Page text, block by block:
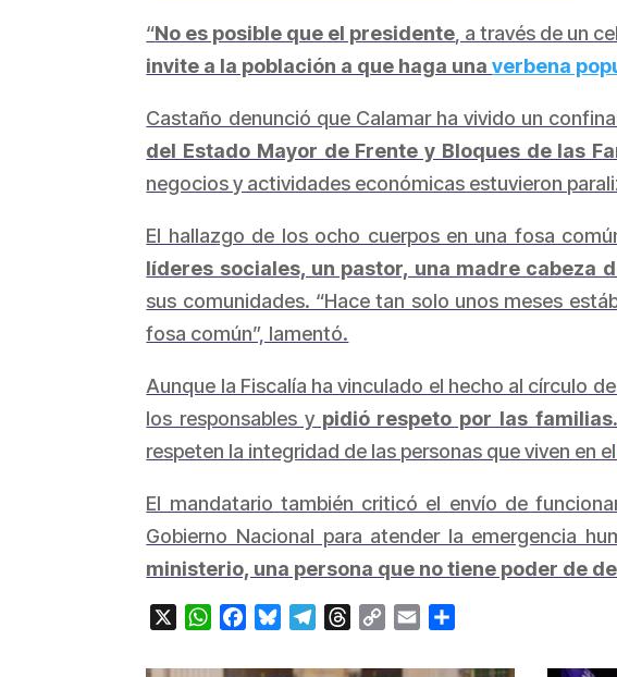
“No es posible que el presidente , a través de un
invite a la población a que haga unaverbena
Castaño denunció que Calamar ha vivido un
del Estado Mayor de Frente y Bloques de las
negocios y actividades económicas estuvieron
El hallazgo de los ocho cuerpos en una fosa
líderes sociales, un pastor, una madre cabeza
sus comunidades. “Hace tan solo unos meses
fosa común”, lamentó.
Aunque la Fiscalía ha vinculado el hecho al círculo
los responsables ypidió respeto por las familias.
respeten la integridad de las personas que viven en
El mandatario también criticó el envío de
Gobierno Nacional para atender la emergencia
ministerio, una persona que no tiene poder de
WhatsApp
FacebookBlueskyTelegramThreads
Copy Email